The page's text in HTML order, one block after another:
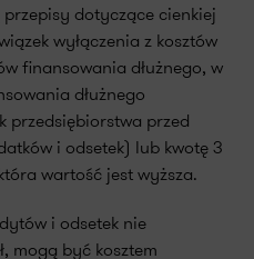
dotyczące cienkiej
wyłączenia z kosztów
finansowania dłużnego, w
dłużnego
przedsiębiorstwa przed
i odsetek) lub kwotę 3
wartość jest wyższa.
i odsetek nie
mogą być kosztem